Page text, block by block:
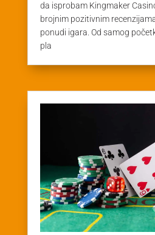
da isprobam Kingmaker
brojnim pozitivnim
ponudi igara. Od samog
pla